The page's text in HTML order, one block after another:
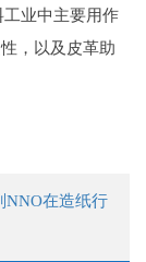
业中主要用作
，以及皮革助
NNO在造纸行